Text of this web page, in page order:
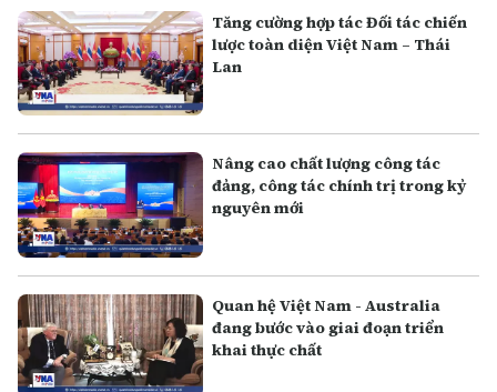
Tăng cường hợp tác Đối tác chiến
lược toàn diện Việt Nam – Thái
Lan
Nâng cao chất lượng công tác
đảng, công tác chính trị trong kỷ
nguyên mới
Quan hệ Việt Nam - Australia
đang bước vào giai đoạn triển
khai thực chất